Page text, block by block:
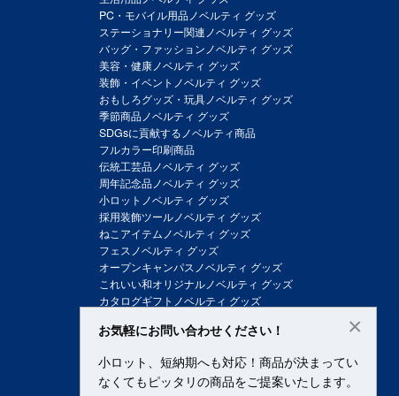
PC・モバイル用品ノベルティ グッズ
ステーショナリー関連ノベルティ グッズ
バッグ・ファッションノベルティ グッズ
美容・健康ノベルティ グッズ
装飾・イベントノベルティ グッズ
おもしろグッズ・玩具ノベルティ グッズ
季節商品ノベルティ グッズ
SDGsに貢献するノベルティ商品
フルカラー印刷商品
伝統工芸品ノベルティ グッズ
周年記念品ノベルティ グッズ
小ロットノベルティ グッズ
採用装飾ツールノベルティ グッズ
ねこアイテムノベルティ グッズ
フェスノベルティ グッズ
オープンキャンパスノベルティ グッズ
これいい和オリジナルノベルティ グッズ
カタログギフトノベルティ グッズ
お気軽にお問い合わせください！
小ロット、短納期へも対応！商品が決まってい
なくてもピッタリの商品をご提案いたします。
×